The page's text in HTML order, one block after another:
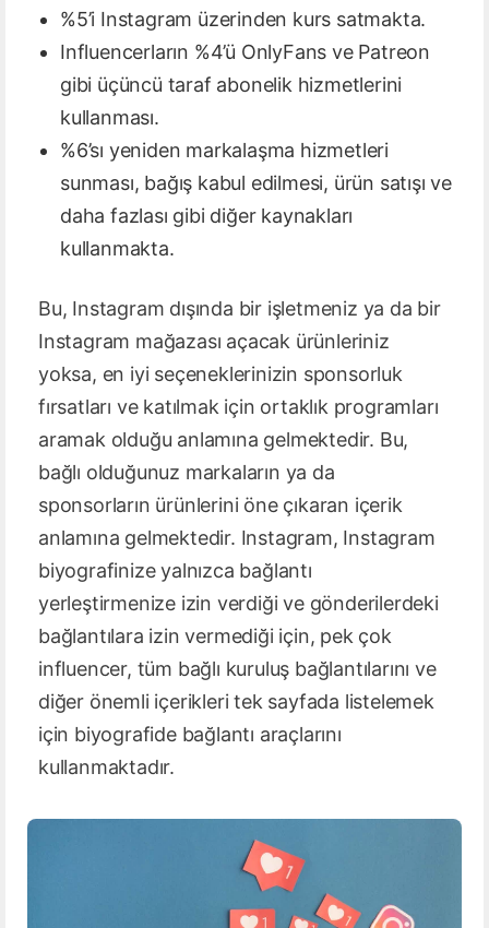
%5’i Instagram üzerinden kurs satmakta.
Influencerların %4’ü OnlyFans ve Patreon
gibi üçüncü taraf abonelik hizmetlerini
kullanması.
%6’sı yeniden markalaşma hizmetleri
sunması, bağış kabul edilmesi, ürün satışı ve
daha fazlası gibi diğer kaynakları
kullanmakta.
Bu, Instagram dışında bir işletmeniz ya da bir
Instagram mağazası açacak ürünleriniz
yoksa, en iyi seçeneklerinizin sponsorluk
fırsatları ve katılmak için ortaklık programları
aramak olduğu anlamına gelmektedir. Bu,
bağlı olduğunuz markaların ya da
sponsorların ürünlerini öne çıkaran içerik
anlamına gelmektedir. Instagram, Instagram
biyografinize yalnızca bağlantı
yerleştirmenize izin verdiği ve gönderilerdeki
bağlantılara izin vermediği için, pek çok
influencer, tüm bağlı kuruluş bağlantılarını ve
diğer önemli içerikleri tek sayfada listelemek
için biyografide bağlantı araçlarını
kullanmaktadır.